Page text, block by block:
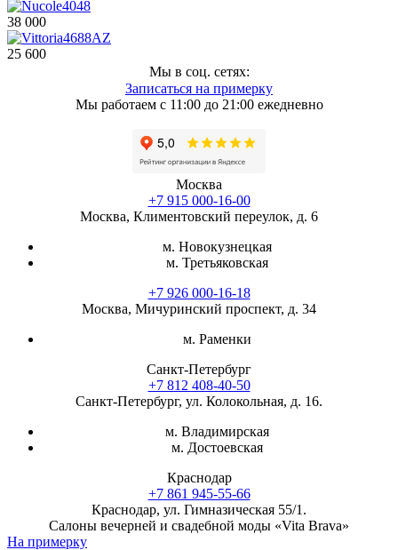
38 000
25 600
Мы в соц. сетях:
Записаться на примерку
Мы работаем с 11:00 до 21:00 ежедневно
Москва
+7 915 000-16-00
Москва, Климентовский переулок, д. 6
м. Новокузнецкая
м. Третьяковская
+7 926 000-16-18
Москва, Мичуринский проспект, д. 34
м. Раменки
Санкт-Петербург
+7 812 408-40-50
Санкт-Петербург, ул. Колокольная, д. 16.
м. Владимирская
м. Достоевская
Краснодар
+7 861 945-55-66
Краснодар, ул. Гимназическая 55/1.
Салоны вечерней и свадебной моды «Vita Brava»
На примерку